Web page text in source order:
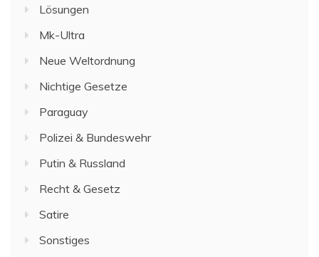
Lösungen
Mk-Ultra
Neue Weltordnung
Nichtige Gesetze
Paraguay
Polizei & Bundeswehr
Putin & Russland
Recht & Gesetz
Satire
Sonstiges